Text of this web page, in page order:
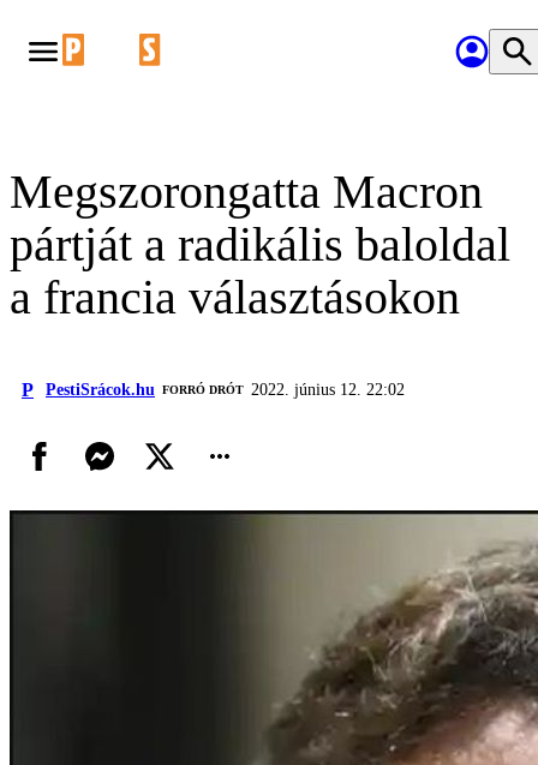
Megszorongatta Macron
pártját a radikális baloldal
a francia választásokon
P PestiSrácok.hu FORRÓ DRÓT 2022. június 12. 22:02